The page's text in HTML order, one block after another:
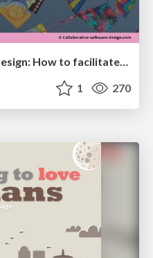
Collaborative Software Design: How to facilitate domain modelling decisions
1 270